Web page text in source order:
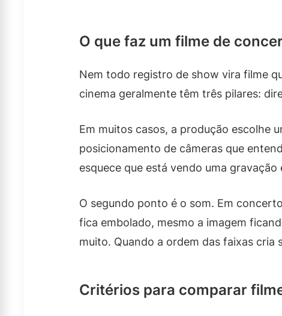
O que faz um filme de
Nem todo registro de show vira filme
cinema geralmente têm três pilares:
Em muitos casos, a produção escolhe
posicionamento de câmeras que
esquece que está vendo uma
O segundo ponto é o som. Em
fica embolado, mesmo a imagem
muito. Quando a ordem das faixas cria
Critérios para comparar